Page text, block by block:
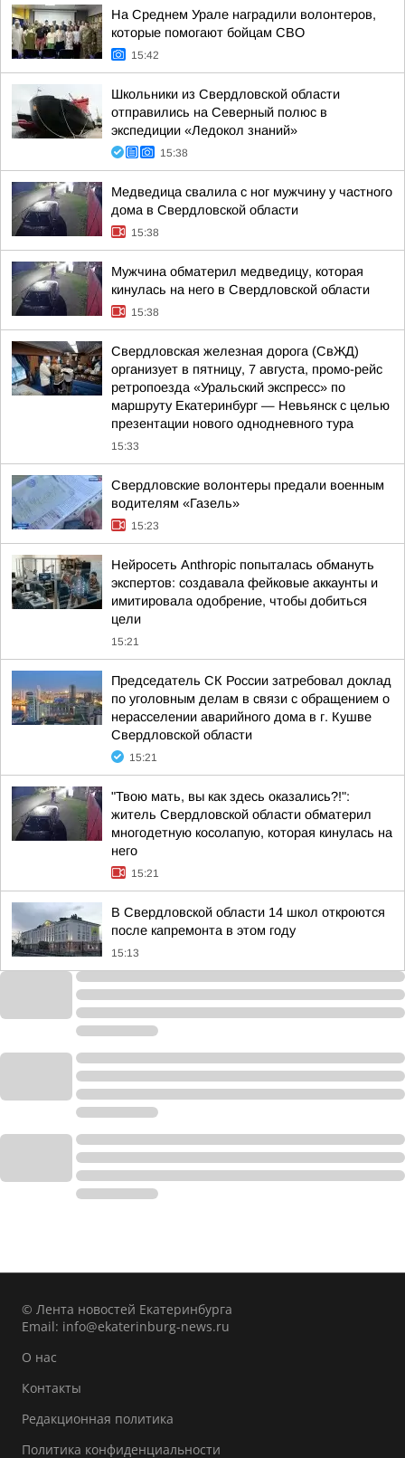
На Среднем Урале наградили волонтеров,
которые помогают бойцам СВО
15:42
Школьники из Свердловской области
отправились на Северный полюс в
экспедиции «Ледокол знаний»
15:38
Медведица свалила с ног мужчину у частного
дома в Свердловской области
15:38
Мужчина обматерил медведицу, которая
кинулась на него в Свердловской области
15:38
Свердловская железная дорога (СвЖД)
организует в пятницу, 7 августа, промо-рейс
ретропоезда «Уральский экспресс» по
маршруту Екатеринбург — Невьянск с целью
презентации нового однодневного тура
15:33
Свердловские волонтеры предали военным
водителям «Газель»
15:23
Нейросеть Anthropic попыталась обмануть
экспертов: создавала фейковые аккаунты и
имитировала одобрение, чтобы добиться
цели
15:21
Председатель СК России затребовал доклад
по уголовным делам в связи с обращением о
нерасселении аварийного дома в г. Кушве
Свердловской области
15:21
"Твою мать, вы как здесь оказались?!":
житель Свердловской области обматерил
многодетную косолапую, которая кинулась на
него
15:21
В Свердловской области 14 школ откроются
после капремонта в этом году
15:13
© Лента новостей Екатеринбурга
Email: info@ekaterinburg-news.ru
О нас
Контакты
Редакционная политика
Политика конфиденциальности